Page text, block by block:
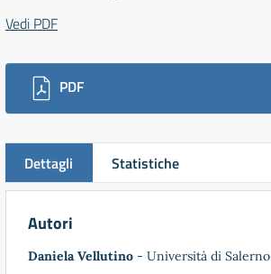
Vedi PDF
Downloads
PDF
Dettagli Statistiche
Autori
Daniela Vellutino - Università di Salerno